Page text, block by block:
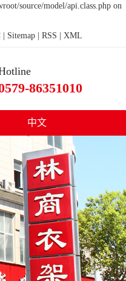
source/model/api.class.php on
Sitemap RSS XML
86351010
中文